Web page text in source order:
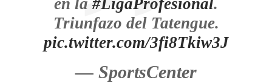
en la #LigaProfesional.
Triunfazo del Tatengue.
pic.twitter.com/3fi8Tkiw3J
— SportsCenter